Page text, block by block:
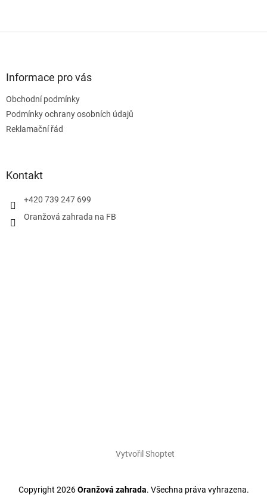
Informace pro vás
Obchodní podmínky
Podmínky ochrany osobních údajů
Reklamační řád
Kontakt
+420 739 247 699
Oranžová zahrada na FB
Vytvořil Shoptet
Copyright 2026Oranžová zahrada. Všechna práva vyhrazena.